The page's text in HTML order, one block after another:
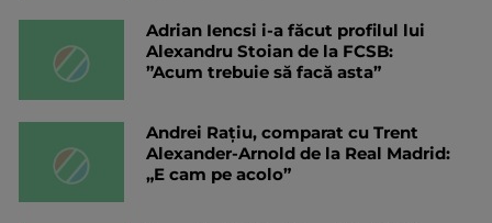
Adrian Iencsi i-a făcut profilul lui
Alexandru Stoian de la FCSB:
”Acum trebuie să facă asta”
Andrei Rațiu, comparat cu Trent
Alexander-Arnold de la Real Madrid:
„E cam pe acolo”